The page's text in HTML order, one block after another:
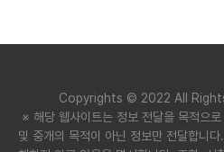
Copyrights © 2022 All
※ 해당 웹사이트는 정보 전달을 목적으
및 중개의 목적이 아닌 정보만 전달합니